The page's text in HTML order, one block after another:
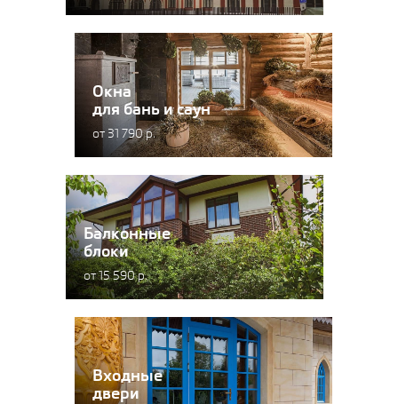
Окна
для бань и саун
от 31 790 р.
Балконные
блоки
от 15 590 р.
Входные
двери